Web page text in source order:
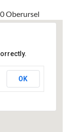
Oberursel
OK